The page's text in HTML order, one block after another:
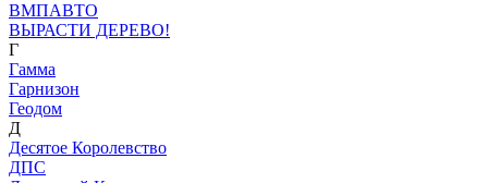
ВМПАВТО
ВЫРАСТИ ДЕРЕВО!
Г
Гамма
Гарнизон
Геодом
Д
Десятое Королевство
ДПС